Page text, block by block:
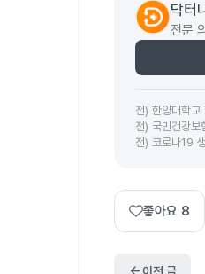
닥터
전문
전) 한양대학교
전) 국민건강보
전) 코로나19
좋아요 8